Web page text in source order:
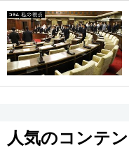
人気のコンテ